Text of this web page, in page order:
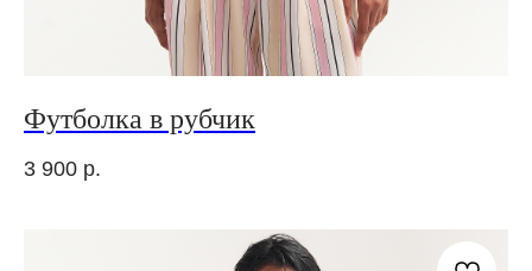
Футболка в рубчик
3 900 р.